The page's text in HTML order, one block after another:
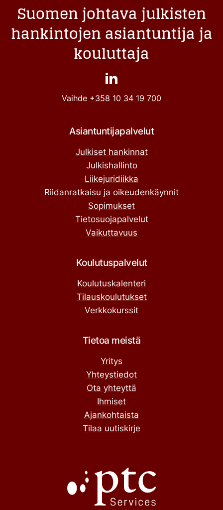
Suomen johtava julkisten
hankintojen asiantuntija ja
kouluttaja
Vaihde +358 10 34 19 700
Asiantuntijapalvelut
Julkiset hankinnat
Julkishallinto
Liikejuridiikka
Riidanratkaisu ja oikeudenkäynnit
Sopimukset
Tietosuojapalvelut
Vaikuttavuus
Koulutuspalvelut
Koulutuskalenteri
Tilauskoulutukset
Verkkokurssit
Tietoa meistä
Yritys
Yhteystiedot
Ota yhteyttä
Ihmiset
Ajankohtaista
Tilaa uutiskirje